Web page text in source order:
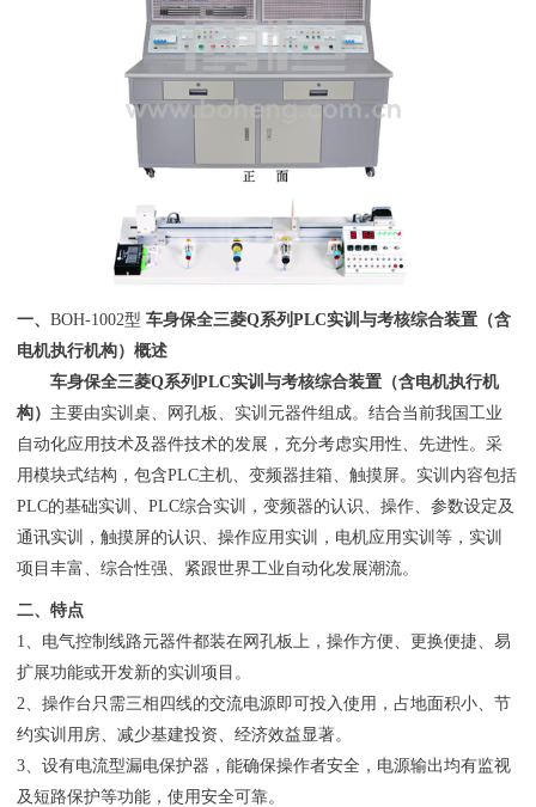
一、BOH-1002型车身保全三菱Q系列PLC实训与考核综合装置（含
电机执行机构）概述
车身保全三菱Q系列PLC实训与考核综合装置（含电机执行机
构） 主要由实训桌、网孔板、实训元器件组成。结合当前我国工业
自动化应用技术及器件技术的发展，充分考虑实用性、先进性。采
用模块式结构，包含PLC主机、变频器挂箱、触摸屏。实训内容包括
PLC的基础实训、PLC综合实训，变频器的认识、操作、参数设定及
通讯实训，触摸屏的认识、操作应用实训，电机应用实训等，实训
项目丰富、综合性强、紧跟世界工业自动化发展潮流。
二、特点
1、电气控制线路元器件都装在网孔板上，操作方便、更换便捷、易
扩展功能或开发新的实训项目。
2、操作台只需三相四线的交流电源即可投入使用，占地面积小、节
约实训用房、减少基建投资、经济效益显著。
3、设有电流型漏电保护器，能确保操作者安全，电源输出均有监视
及短路保护等功能，使用安全可靠。